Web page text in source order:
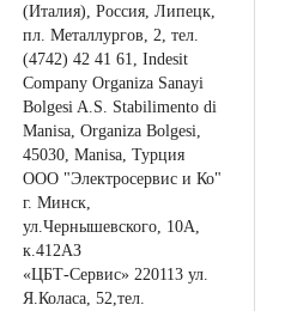
(Италия), Россия, Липецк,
пл. Металлургов, 2, тел.
(4742) 42 41 61, Indesit
Company Organiza Sanayi
Bolgesi A.S. Stabilimento di
Manisa, Organiza Bolgesi,
45030, Manisa, Турция
ООО "Электросервис и Ко"
г. Минск,
ул.Чернышевского, 10А,
к.412АЗ
«ЦБТ-Сервис» 220113 ул.
Я.Коласа, 52,тел.